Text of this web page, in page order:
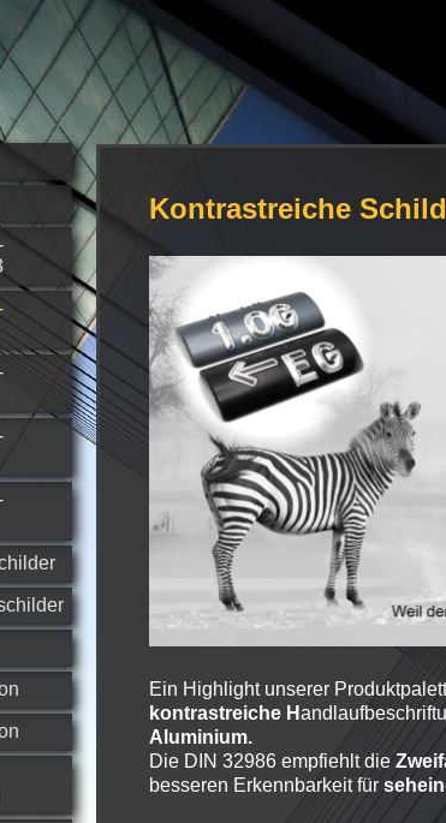
Kontrastreiche
Ein Highlight unserer
kontrastreiche H
Aluminium.
Die DIN 32986 empfiehlt die
besseren Erkennbarkeit für